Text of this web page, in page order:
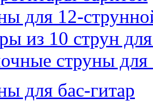
для 12-
из 10 струн
струны для
для бас-гитар